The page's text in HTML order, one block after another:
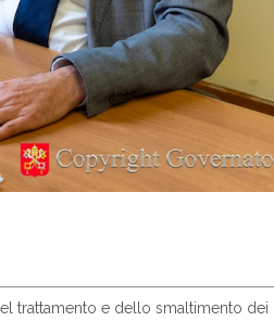
trattamento e dello smaltimento dei